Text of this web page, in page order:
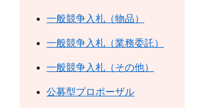
一般競争入札（物品）
一般競争入札（業務委託）
一般競争入札（その他）
公募型プロポーザル